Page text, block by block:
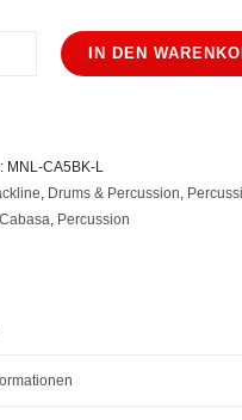
IN DEN
MNL-CA5BK-L
, Drums & Percussion,
Cabasa, Percussion